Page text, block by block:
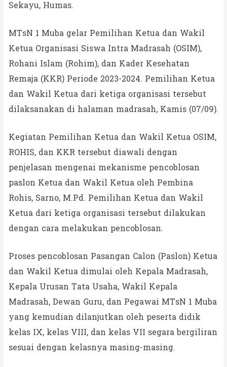
Sekayu, Humas.
MTsN 1 Muba gelar Pemilihan Ketua dan Wakil
Ketua Organisasi Siswa Intra Madrasah (OSIM),
Rohani Islam (Rohim), dan Kader Kesehatan
Remaja (KKR) Periode 2023-2024. Pemilihan Ketua
dan Wakil Ketua dari ketiga organisasi tersebut
dilaksanakan di halaman madrasah, Kamis (07/09).
Kegiatan Pemilihan Ketua dan Wakil Ketua OSIM,
ROHIS, dan KKR tersebut diawali dengan
penjelasan mengenai mekanisme pencoblosan
paslon Ketua dan Wakil Ketua oleh Pembina
Rohis, Sarno, M.Pd. Pemilihan Ketua dan Wakil
Ketua dari ketiga organisasi tersebut dilakukan
dengan cara melakukan pencoblosan.
Proses pencoblosan Pasangan Calon (Paslon) Ketua
dan Wakil Ketua dimulai oleh Kepala Madrasah,
Kepala Urusan Tata Usaha, Wakil Kepala
Madrasah, Dewan Guru, dan Pegawai MTsN 1 Muba
yang kemudian dilanjutkan oleh peserta didik
kelas IX, kelas VIII, dan kelas VII segara bergiliran
sesuai dengan kelasnya masing-masing.